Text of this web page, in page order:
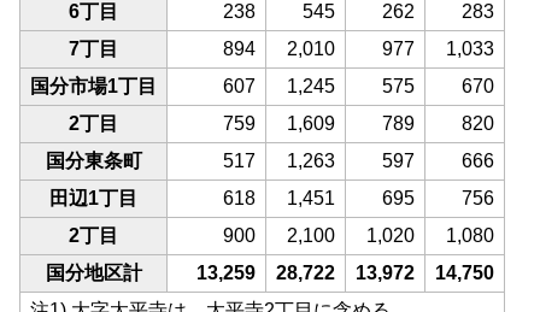
6丁目
238 545 262
283
7丁目
894 2,010 977
1,033
国分市場1丁目
607 1,245 575
670
2丁目
759 1,609 789
820
国分東条町
517 1,263 597
666
田辺1丁目
618 1,451 695
756
2丁目
900 2,100 1,020
1,080
国分地区計
13,259 28,722 13,972
14,750